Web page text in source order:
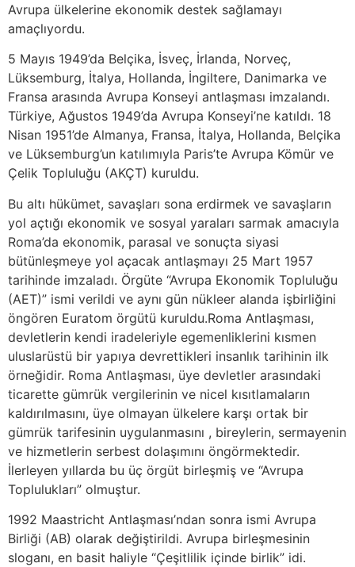
Avrupa ülkelerine ekonomik destek sağlamayı
amaçlıyordu.
5 Mayıs 1949’da Belçika, İsveç, İrlanda, Norveç,
Lüksemburg, İtalya, Hollanda, İngiltere, Danimarka ve
Fransa arasında Avrupa Konseyi antlaşması imzalandı.
Türkiye, Ağustos 1949’da Avrupa Konseyi’ne katıldı. 18
Nisan 1951’de Almanya, Fransa, İtalya, Hollanda, Belçika
ve Lüksemburg’un katılımıyla Paris’te Avrupa Kömür ve
Çelik Topluluğu (AKÇT) kuruldu.
Bu altı hükümet, savaşları sona erdirmek ve savaşların
yol açtığı ekonomik ve sosyal yaraları sarmak amacıyla
Roma’da ekonomik, parasal ve sonuçta siyasi
bütünleşmeye yol açacak antlaşmayı 25 Mart 1957
tarihinde imzaladı. Örgüte “Avrupa Ekonomik Topluluğu
(AET)” ismi verildi ve aynı gün nükleer alanda işbirliğini
öngören Euratom örgütü kuruldu.Roma Antlaşması,
devletlerin kendi iradeleriyle egemenliklerini kısmen
uluslarüstü bir yapıya devrettikleri insanlık tarihinin ilk
örneğidir. Roma Antlaşması, üye devletler arasındaki
ticarette gümrük vergilerinin ve nicel kısıtlamaların
kaldırılmasını, üye olmayan ülkelere karşı ortak bir
gümrük tarifesinin uygulanmasını , bireylerin, sermayenin
ve hizmetlerin serbest dolaşımını öngörmektedir.
İlerleyen yıllarda bu üç örgüt birleşmiş ve “Avrupa
Toplulukları” olmuştur.
1992 Maastricht Antlaşması’ndan sonra ismi Avrupa
Birliği (AB) olarak değiştirildi. Avrupa birleşmesinin
sloganı, en basit haliyle “Çeşitlilik içinde birlik” idi.